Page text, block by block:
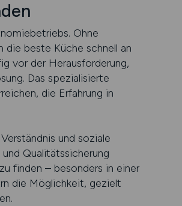
Ohne
beste Küche schnell an
vor der Herausforderung,
Das spezialisierte
die Erfahrung in
und soziale
Qualitätssicherung
finden – besonders in einer
die Möglichkeit, gezielt